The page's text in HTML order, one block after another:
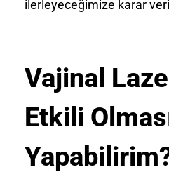
ilerleyeceğimize karar
Vajinal
Etkili